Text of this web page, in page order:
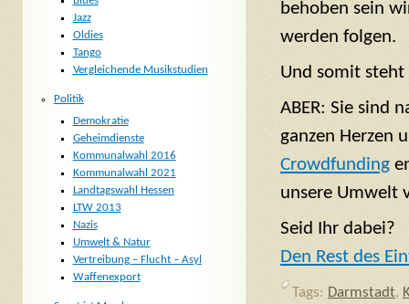
behoben sein
werden folgen.
Und somit
ABER: Sie sind
ganzen Herzen
Crowdfunding
unsere Umwelt
Seid Ihr dabei?
Den Rest des
Tags: Darmstadt,
Jazz
Oldies
Tango
Vergleichende Musikstudien
Politik
Demokratie
Geheimdienste
Kommunalwahl 2016
Kommunalwahl 2021
Landtagswahl Hessen
LTW 2013
Nazis
Umwelt & Natur
Vertreibung – Flucht – Asyl
Waffenexport